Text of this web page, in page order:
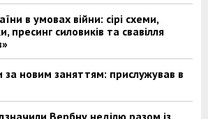
в умовах війни: сірі схеми,
пресинг силовиків та свавілля
за новим заняттям: прислужував в
Вербну неділю разом із